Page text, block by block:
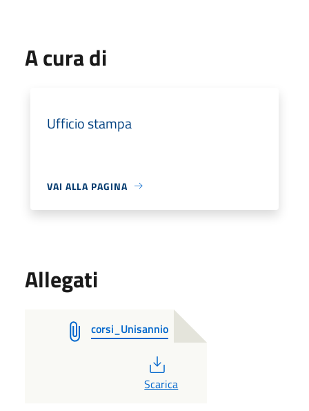
A cura di
Ufficio stampa
VAI ALLA PAGINA
Allegati
corsi_Unisannio
PDF
Scarica